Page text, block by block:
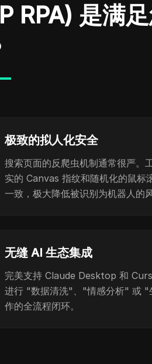
RPA) 是满
极致的拟人化安全
搜索页面的反爬虫机制通常很严。
实的 Canvas 指纹和随机化的鼠标
一致，极大降低被识别为机器人的风
无缝 AI 生态集成
完美支持 Claude Desktop 和
进行 "数据清洗"、"情感分析" 或 "
作的全流程闭环。